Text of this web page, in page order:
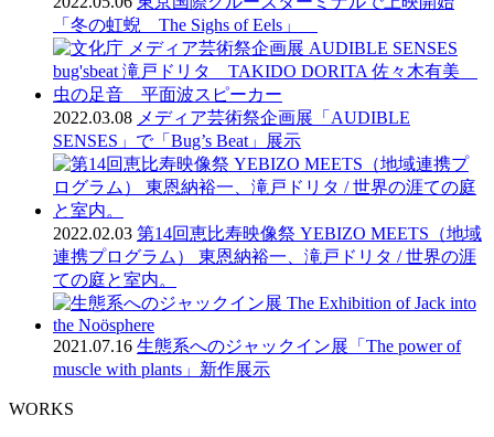
「冬の虹蜺 The Sighs of Eels」
2022.03.08 メディア芸術祭企画展「AUDIBLE
SENSES」で「Bug’s Beat」展示
2022.02.03 第14回恵比寿映像祭 YEBIZO MEETS（地域
連携プログラム） 東恩納裕一、滝戸ドリタ / 世界の涯
ての庭と室内。
2021.07.16 生態系へのジャックイン展「The power of
muscle with plants」新作展示
WORKS